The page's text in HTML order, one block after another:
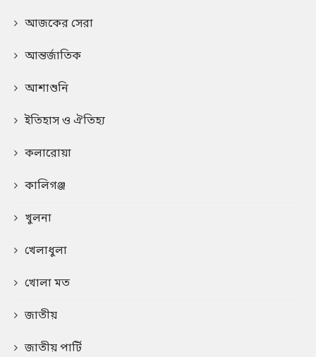
আজকের সেরা
আন্তর্জাতিক
আশাশুনি
ইতিহাস ও ঐতিহ্য
কলারোয়া
কালিগঞ্জ
খুলনা
খেলাধুলা
খোলা মত
জাতীয়
জাতীয় পার্টি